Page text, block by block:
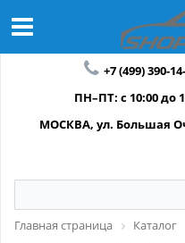
+7 (499) 390-
ПН–ПТ: с 10:00 до
МОСКВА, ул. Большая
Главная страница Каталог